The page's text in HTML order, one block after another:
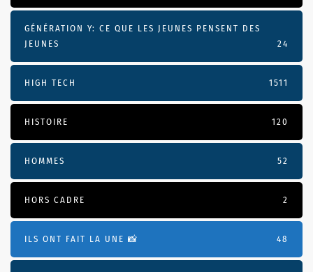
GÉNÉRATION Y: CE QUE LES JEUNES PENSENT DES
JEUNES
24
HIGH TECH 1511
HISTOIRE 120
HOMMES 52
HORS CADRE 2
ILS ONT FAIT LA UNE 📸 48